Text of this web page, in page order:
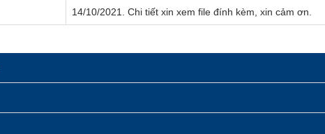
14/10/2021. Chi tiết xin xem file đính kèm, xin cảm ơn.